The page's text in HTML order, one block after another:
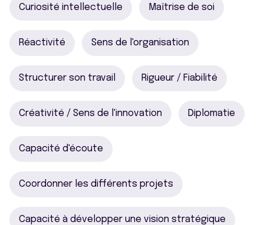
Curiosité intellectuelle Maîtrise de soi
Réactivité Sens de l'organisation
Structurer son travail Rigueur / Fiabilité
Créativité / Sens de l'innovation Diplomatie
Capacité d'écoute
Coordonner les différents projets
Capacité à développer une vision stratégique